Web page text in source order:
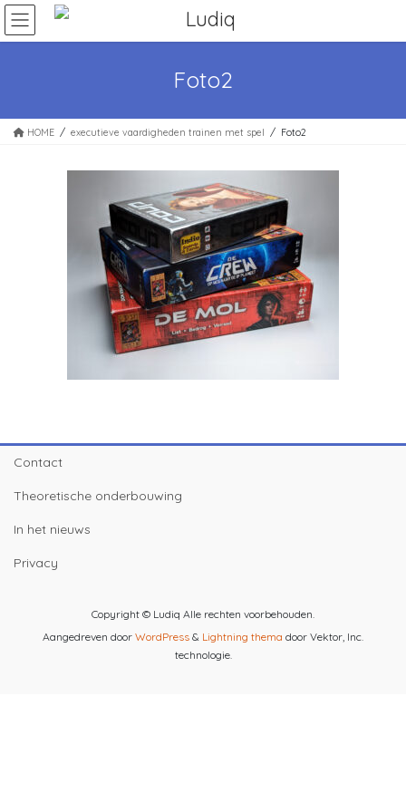
Ga
naar
de
Ga
naar
de
Foto2
HOME executieve vaardigheden trainen met spel Foto2
Contact
Theoretische onderbouwing
In het nieuws
Privacy
Copyright © Ludiq Alle rechten voorbehouden.
Aangedreven door WordPress & Lightning thema door Vektor, Inc.
technologie.